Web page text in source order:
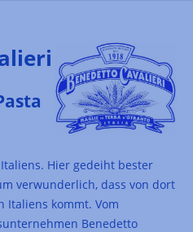
Hier gedeiht bester
verwunderlich, dass von dort
Italiens kommt. Vom
Benedetto